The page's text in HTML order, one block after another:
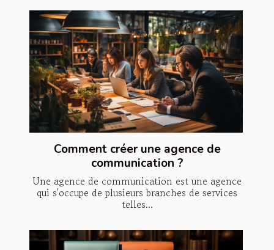
Comment créer une agence de
communication ?
Une agence de communication est une agence
qui s'occupe de plusieurs branches de services
telles...